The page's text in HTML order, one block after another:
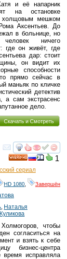
и её напарник
на остановке
холщовым мешком
Аксентьев. До
в больнице, но
ничего
где он живёт, где
дар: стоит
он видит их
способности
прямо сейчас в
маньяк по кличке
детектив
а сам экстрасенс
дело.
Скачать и Смотреть
смотреть
1
сериал
HD 1080 Завершён
, Наталья
чтобы
согласиться на
и взять к себе
бизнес-центра
время исправляла